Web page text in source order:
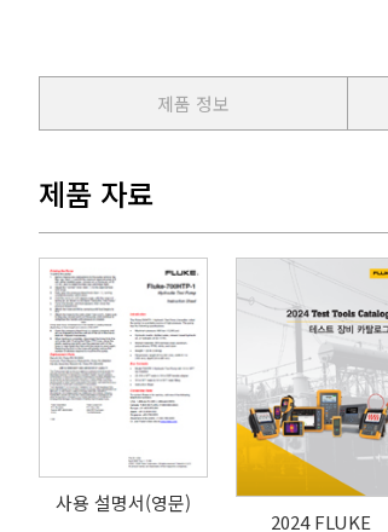
제품 정보
제품 자료
사용 설명서(영문)
2024 FLUKE